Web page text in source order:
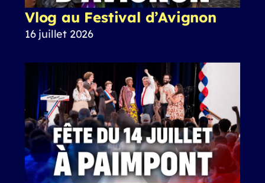
Vlog au Festival d’Avignon
16 juillet 2026